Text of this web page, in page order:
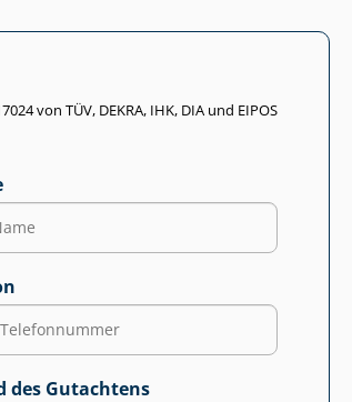
von TÜV, DEKRA, IHK, DIA und EIPOS
des Gutachtens